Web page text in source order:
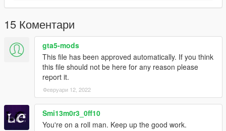
15 Коментари
gta5-mods
This file has been approved automatically. If you think
this file should not be here for any reason please
report it.
Февруари 12, 2022
Smi13m0r3_0ff10
You're on a roll man. Keep up the good work.